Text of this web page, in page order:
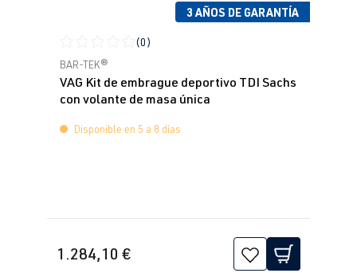
3 AÑOS DE GARANTÍA
Calificación promedio de 0 de 5 estrellas
(0)
BAR-TEK®
VAG Kit de embrague deportivo TDI Sachs
con volante de masa única
Disponible en 5 a 8 días
1.284,10 €